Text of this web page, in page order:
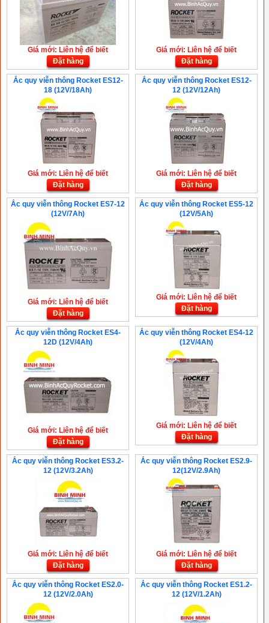
Giá mới: Liên hệ để biết
Đặt hàng
Giá mới: Liên hệ để biết
Đặt hàng
Ắc quy viễn thông Rocket ES12-
18 (12V/18Ah)
Giá mới: Liên hệ để biết
Đặt hàng
Ắc quy viễn thông Rocket ES12-
12 (12V/12Ah)
Giá mới: Liên hệ để biết
Đặt hàng
Ắc quy viễn thông Rocket ES7-12
(12V/7Ah)
Giá mới: Liên hệ để biết
Đặt hàng
Ắc quy viễn thông Rocket ES5-12
(12V/5Ah)
Giá mới: Liên hệ để biết
Đặt hàng
Ắc quy viễn thông Rocket ES4-
12D (12V/4Ah)
Giá mới: Liên hệ để biết
Đặt hàng
Ắc quy viễn thông Rocket ES4-12
(12V/4Ah)
Giá mới: Liên hệ để biết
Đặt hàng
Ắc quy viễn thông Rocket ES3.2-
12 (12V/3.2Ah)
Giá mới: Liên hệ để biết
Đặt hàng
Ắc quy viễn thông Rocket ES2.9-
12(12V/2.9Ah)
Giá mới: Liên hệ để biết
Đặt hàng
Ắc quy viễn thông Rocket ES2.0-
12 (12V/2.0Ah)
Ắc quy viễn thông Rocket ES1.2-
12 (12V/1.2Ah)